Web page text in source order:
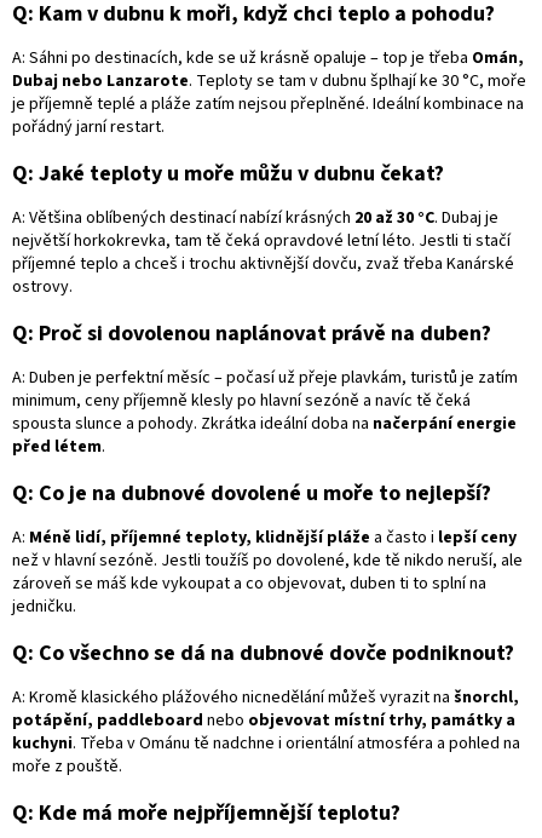
Q: Kam v dubnu k moři, když chci teplo a pohodu?
A: Sáhni po destinacích, kde se už krásně opaluje – top je třeba Omán,
Dubaj nebo Lanzarote. Teploty se tam v dubnu šplhají ke 30 °C, moře
je příjemně teplé a pláže zatím nejsou přeplněné. Ideální kombinace na
pořádný jarní restart.
Q: Jaké teploty u moře můžu v dubnu čekat?
A: Většina oblíbených destinací nabízí krásných 20 až 30 °C. Dubaj je
největší horkokrevka, tam tě čeká opravdové letní léto. Jestli ti stačí
příjemné teplo a chceš i trochu aktivnější dovču, zvaž třeba Kanárské
ostrovy.
Q: Proč si dovolenou naplánovat právě na duben?
A: Duben je perfektní měsíc – počasí už přeje plavkám, turistů je zatím
minimum, ceny příjemně klesly po hlavní sezóně a navíc tě čeká
spousta slunce a pohody. Zkrátka ideální doba na načerpání energie
před létem.
Q: Co je na dubnové dovolené u moře to nejlepší?
A: Méně lidí, příjemné teploty, klidnější pláže a často i lepší ceny
než v hlavní sezóně. Jestli toužíš po dovolené, kde tě nikdo neruší, ale
zároveň se máš kde vykoupat a co objevovat, duben ti to splní na
jedničku.
Q: Co všechno se dá na dubnové dovče podniknout?
A: Kromě klasického plážového nicnedělání můžeš vyrazit na šnorchl,
potápění, paddleboard nebo objevovat místní trhy, památky a
kuchyni. Třeba v Ománu tě nadchne i orientální atmosféra a pohled na
moře z pouště.
Q: Kde má moře nejpříjemnější teplotu?